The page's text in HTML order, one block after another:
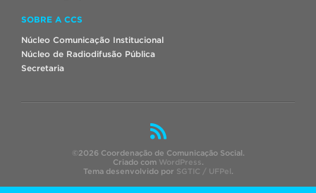
SOBRE A CCS
Núcleo Comunicação Institucional
Núcleo de Radiodifusão Pública
Secretaria
©2026 Coordenação de Comunicação Social.
Criado com WordPress.
Tema desenvolvido por SGTIC / UFPel.